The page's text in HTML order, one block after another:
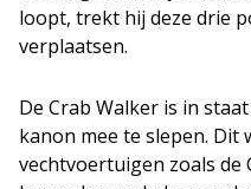
loopt, trekt hij deze drie
verplaatsen.
De Crab Walker is in
kanon mee te slepen. Dit
vechtvoertuigen zoals de